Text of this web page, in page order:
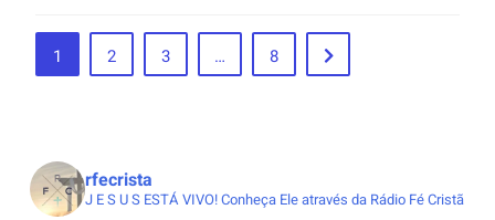
1 2 3 … 8
rfecrista
J E S U S ESTÁ VIVO!Conheça Ele através da Rádio Fé Cristã